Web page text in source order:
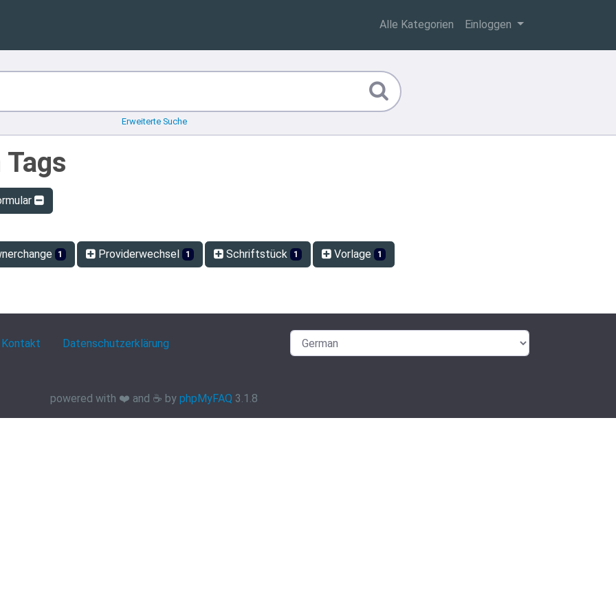
Alle Kategorien Einloggen
Erweiterte Suche
1 Providerwechsel 1 Schriftstück 1 Vorlage 1
Kontakt Datenschutzerklärung
powered with ❤️ and ☕️ by phpMyFAQ 3.1.8